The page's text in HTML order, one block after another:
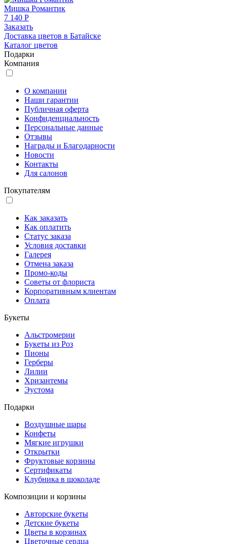
Мишка Романтик
7 140 Р
Заказать
Доставка цветов в Батайске
Каталог цветов
Подарки
Компания
О компании
Наши гарантии
Публичная оферта
Конфиденциальность
Персональные данные
Отзывы
Награды и Благодарности
Новости
Контакты
Для салонов
Покупателям
Как заказать
Как оплатить
Статус заказа
Условия доставки
Галерея
Отмена заказа
Промо-коды
Советы от флориста
Корпоративным клиентам
Оплата
Букеты
Альстромерии
Букеты из Роз
Пионы
Герберы
Лилии
Хризантемы
Эустома
Подарки
Воздушные шары
Конфеты
Мягкие игрушки
Открытки
Фруктовые корзины
Сертификаты
Клубника в шоколаде
Композиции и корзины
Авторские букеты
Детские букеты
Цветы в корзинах
Цветочные сердца